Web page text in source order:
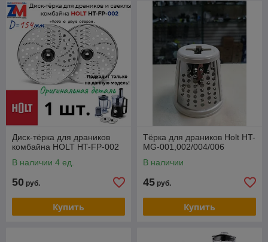
Диск-тёрка для драников
комбайна HOLT HT-FP-002
В наличии 4 ед.
50 руб.
Купить
Тёрка для драников Holt HT-
MG-001,002/004/006
В наличии
45 руб.
Купить